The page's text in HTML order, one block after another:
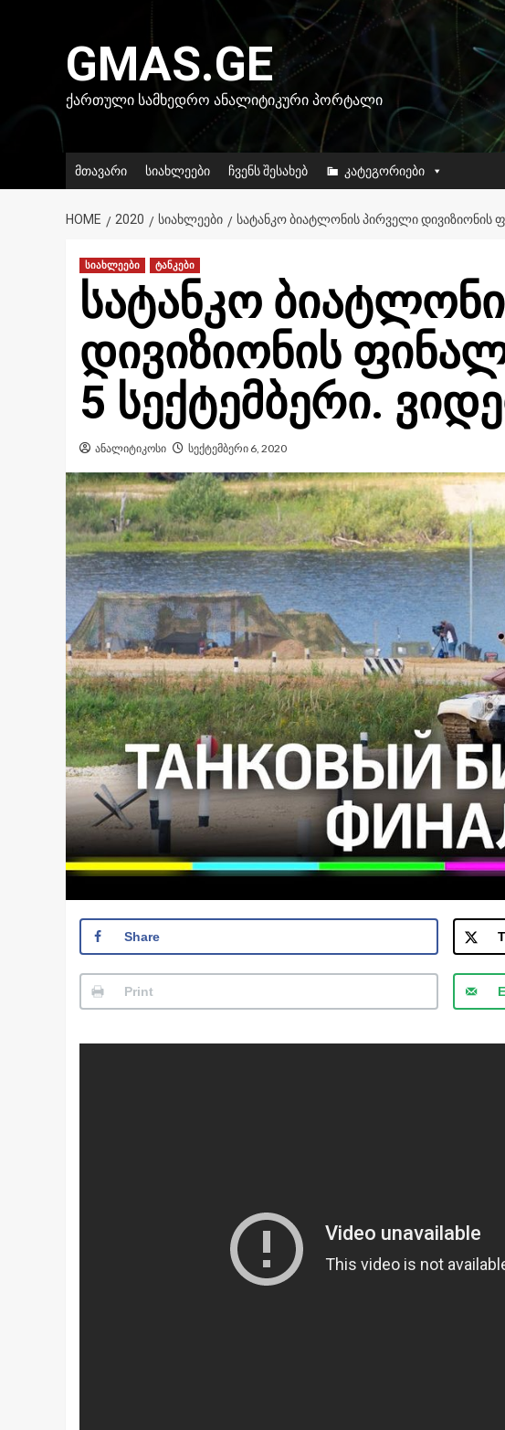
GMAS.GE
ᲥᲐᲠᲗᲣᲚᲘ ᲡᲐᲛᲮᲔᲓᲠᲝ ᲐᲜᲐᲚᲘᲢᲘᲙᲣᲠᲘ ᲞᲝᲠᲢᲐᲚᲘ
მთავარი სიახლეები ჩვენს შესახებ კატეგორიები
HOME 2020 ᲡᲘᲐᲮᲚᲔᲔᲑᲘ ᲡᲐᲢᲐᲜᲙᲝ ᲑᲘᲐᲢᲚᲝᲜᲘᲡ ᲞᲘᲠᲕᲔᲚᲘ ᲓᲘᲕᲘᲖᲘᲝᲜᲘᲡ
სიახლეები ტანკები
სატანკო
დივიზიონის
5 სექტემბერი.
ანალიტიკოსი სექტემბერი 6, 2020
Share
Print